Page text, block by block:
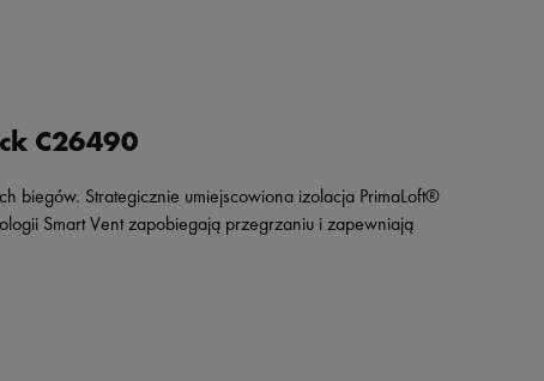
C26490
biegów. Strategicznie umiejscowiona izolacja PrimaLoft®
Smart Vent zapobiegają przegrzaniu i zapewniają